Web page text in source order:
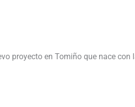
proyecto en Tomiño que nace